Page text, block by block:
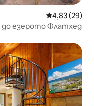
Средна
4,83 (29)
до езерото Флатхед